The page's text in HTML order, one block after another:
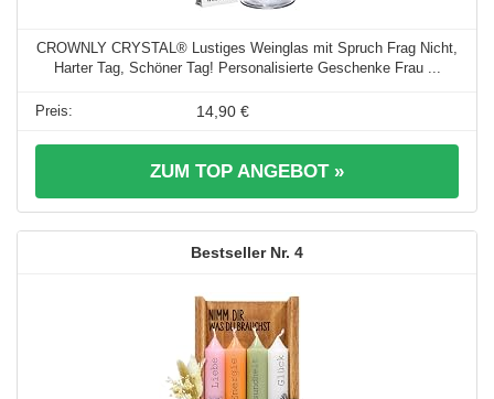
CROWNLY CRYSTAL® Lustiges Weinglas mit Spruch Frag Nicht,
Harter Tag, Schöner Tag! Personalisierte Geschenke Frau ...
14,90 €
ZUM TOP ANGEBOT »
4